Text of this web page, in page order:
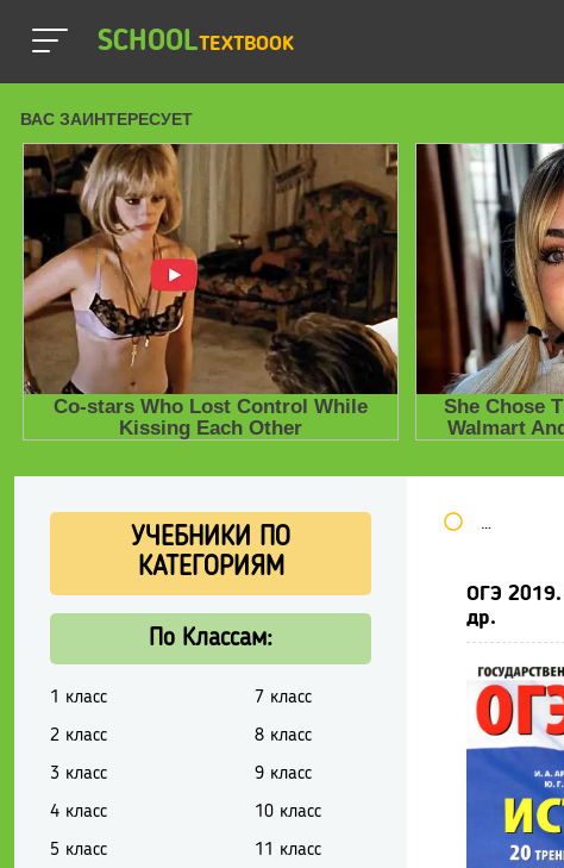
SCHOOLTEXTBOOK
Школьные
ОГЭ
др.
УЧЕБНИКИ ПО
КАТЕГОРИЯМ
По Классам:
1 класс
2 класс
3 класс
4 класс
5 класс
7 класс
8 класс
9 класс
10 класс
11 класс